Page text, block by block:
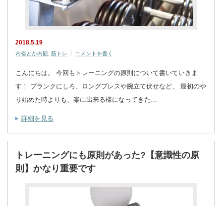
2018.5.19
内省とか内観, 筋トレ コメントを書く
こんにちは。 今回もトレーニングの原則について書いていきま
す！ プランクにしろ、ロングブレスや腕立て伏せなど、 最初のや
り始めた時よりも、楽に出来る様になってきた…
詳細を見る
トレーニングにも原則があった?【意識性の原
則】かなり重要です